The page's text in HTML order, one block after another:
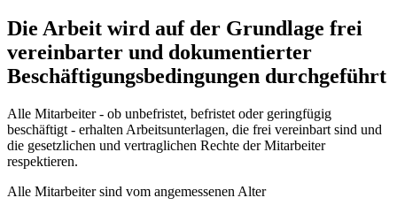
Die Arbeit wird auf der Grundlage frei
vereinbarter und dokumentierter
Beschäftigungsbedingungen durchgeführt
Alle Mitarbeiter - ob unbefristet, befristet oder geringfügig
beschäftigt - erhalten Arbeitsunterlagen, die frei vereinbart sind und
die gesetzlichen und vertraglichen Rechte der Mitarbeiter
respektieren.
Alle Mitarbeiter sind vom angemessenen Alter